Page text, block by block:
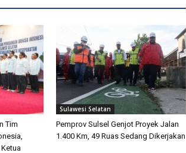
Tim
Sulawesi Selatan
Pemprov Sulsel Genjot Proyek Jalan
1.400 Km, 49 Ruas Sedang Dikerjakan